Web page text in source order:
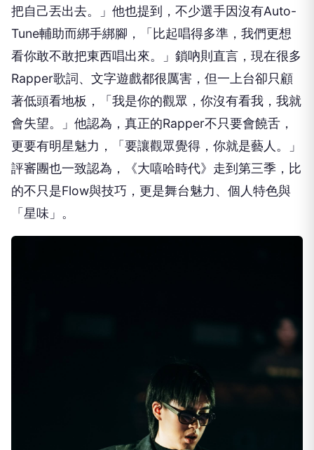
把自己丟出去。」他也提到，不少選手因沒有Auto-
Tune輔助而綁手綁腳，「比起唱得多準，我們更想
看你敢不敢把東西唱出來。」鎖吶則直言，現在很多
Rapper歌詞、文字遊戲都很厲害，但一上台卻只顧
著低頭看地板，「我是你的觀眾，你沒有看我，我就
會失望。」他認為，真正的Rapper不只要會饒舌，
更要有明星魅力，「要讓觀眾覺得，你就是藝人。」
評審團也一致認為，《大嘻哈時代》走到第三季，比
的不只是Flow與技巧，更是舞台魅力、個人特色與
「星味」。